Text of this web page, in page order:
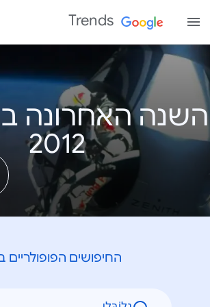
Trends
השנה האחרונה
‏2012
החיפושים הפופולריים